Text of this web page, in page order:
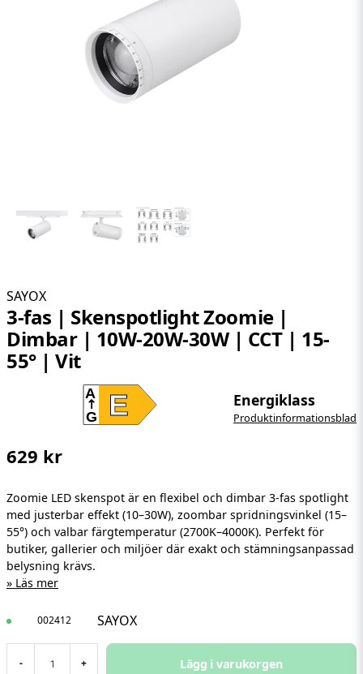
SAYOX
3-fas | Skenspotlight Zoomie |
Dimbar | 10W-20W-30W | CCT | 15-
55° | Vit
E
A
G
Energiklass
Produktinformationsblad
629 kr
Zoomie LED skenspot är en flexibel och dimbar 3-fas spotlight
med justerbar effekt (10–30W), zoombar spridningsvinkel (15–
55°) och valbar färgtemperatur (2700K–4000K). Perfekt för
butiker, gallerier och miljöer där exakt och stämningsanpassad
belysning krävs.
Läs mer
002412 SAYOX
- + Lägg i varukorgen